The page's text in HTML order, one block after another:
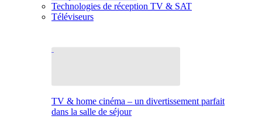
Technologies de réception TV & SAT
Téléviseurs
TV & home cinéma – un divertissement parfait
dans la salle de séjour